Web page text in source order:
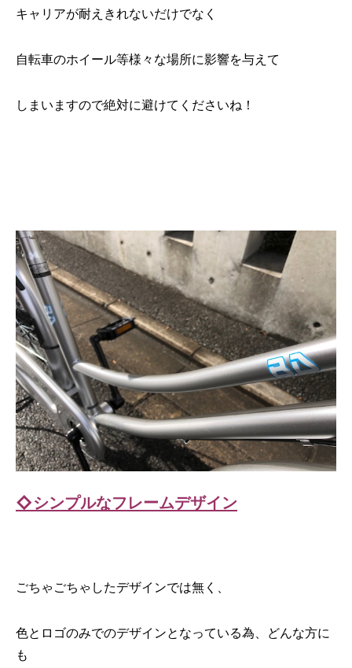
キャリアが耐えきれないだけでなく
自転車のホイール等様々な場所に影響を与えて
しまいますので絶対に避けてくださいね！
◇シンプルなフレームデザイン
ごちゃごちゃしたデザインでは無く、
色とロゴのみでのデザインとなっている為、どんな方に
も